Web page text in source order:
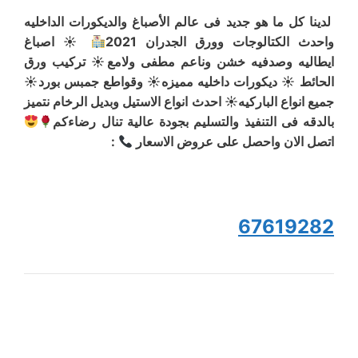
لدينا كل ما هو جديد فى عالم الأصباغ والديكورات الداخليه
واحدث الكتالوجات وورق الجدران 2021
☀ اصباغ
ايطاليه وصدفيه خشن وناعم مطفى ولامع☀ تركيب ورق
الحائط ☀ ديكورات داخليه مميزه☀ وقواطع جمبس بورد☀
جميع انواع الباركيه☀ احدث انواع الاستيل وبديل الرخام نتميز
بالدقه فى التنفيذ والتسليم بجودة عالية تنال رضاءكم
اتصل الان واحصل على عروض الاسعار
:
67619282